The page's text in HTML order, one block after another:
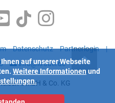
Datenschutz Partnerlogin
|
info@kroati.de
GmbH & Co. KG
auf unserer Webseite
Weitere Informationen und